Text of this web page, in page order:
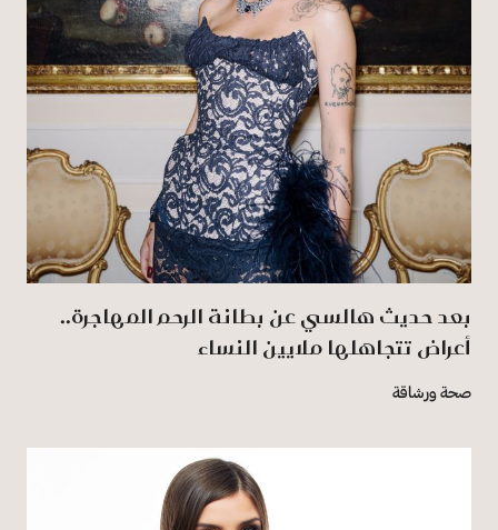
بعد حديث هالسي عن بطانة الرحم المهاجرة..
أعراض تتجاهلها ملايين النساء
صحة ورشاقة